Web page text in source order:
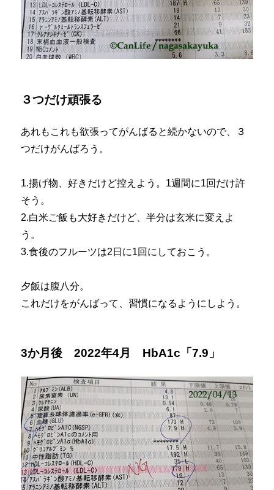
３つだけ頑張る
あれもこれも欲張ってがんばると続かないので、３
つだけがんばろう。
1.揚げ物、好きだけど控えよう。1週間に1回だけ許
そう。
2.白米ご飯も大好きだけど、半分は玄米に変えよ
う。
3.食後のフルーツは2日に1回にしておこう。
夕飯は腹八分。
これだけをがんばって、習慣になるようにしよう。
3か月後 2022年4月 HbA1c「7.9」